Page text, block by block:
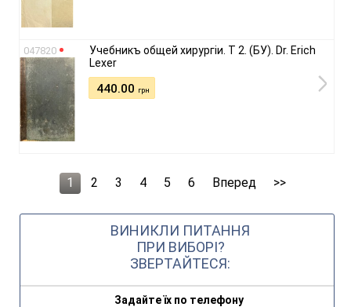
047820
Учебникъ общей хирургіи. Т 2. (БУ). Dr. Erich
Lexer
440.00 грн
1 2 3 4 5 6 Вперед >>
ВИНИКЛИ ПИТАННЯ
ПРИ ВИБОРІ?
ЗВЕРТАЙТЕСЯ:
Задайте їх по телефону